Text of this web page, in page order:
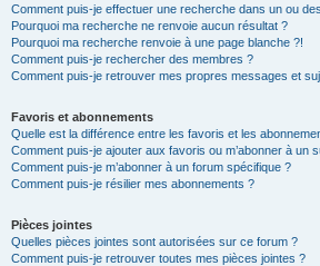
Comment puis-je effectuer une recherche dans un ou
Pourquoi ma recherche ne renvoie aucun résultat ?
Pourquoi ma recherche renvoie à une page blanche ?!
Comment puis-je rechercher des membres ?
Comment puis-je retrouver mes propres messages et
Favoris et abonnements
Quelle est la différence entre les favoris et les
Comment puis-je ajouter aux favoris ou m’abonner à un
Comment puis-je m’abonner à un forum spécifique ?
Comment puis-je résilier mes abonnements ?
Pièces jointes
Quelles pièces jointes sont autorisées sur ce forum ?
Comment puis-je retrouver toutes mes pièces jointes ?